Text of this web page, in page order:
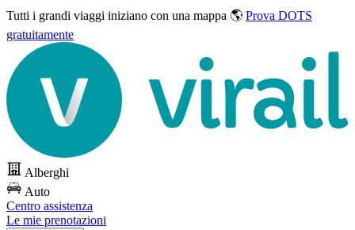
Tutti i grandi viaggi iniziano con una mappa 🌎 Prova DOTS
gratuitamente
Alberghi
Auto
Centro assistenza
Le mie prenotazioni